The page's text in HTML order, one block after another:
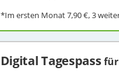
*Im ersten Monat7,90 €, 3
Digital Tagespassfür